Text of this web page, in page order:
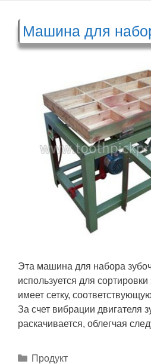
Машина для
Эта машина для набора
используется для
имеет сетку,
За счет вибрации двигателя
раскачивается, облегчая
Рубрики
Продукт